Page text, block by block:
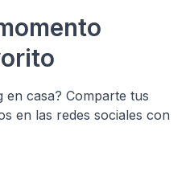
en casa? Comparte tus
en las redes sociales con